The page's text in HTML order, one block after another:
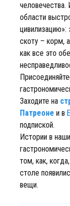
области
скоту – корм,
как все это
Заходите на
Патреоне и в
подпиской.
Истории в
том, как,
столе
вещи.